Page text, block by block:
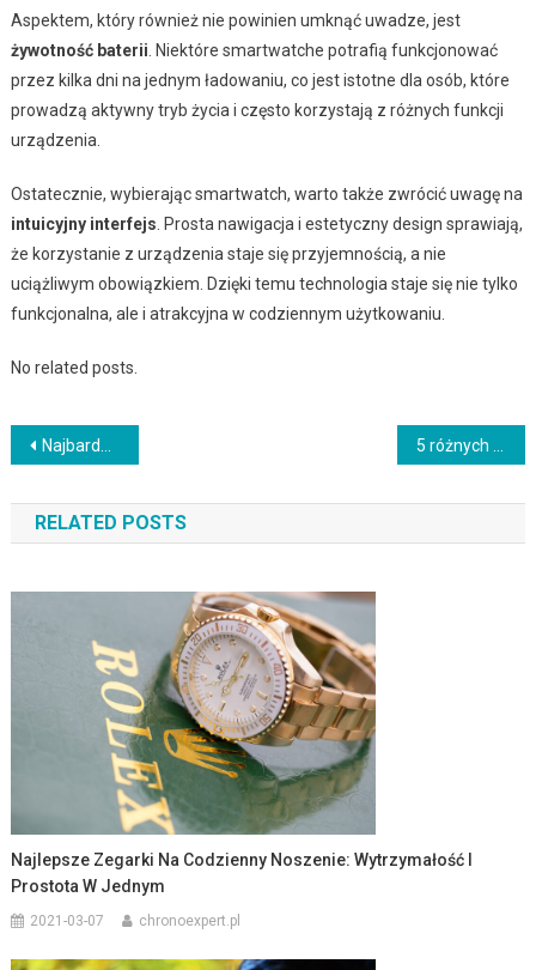
Aspektem, który również nie powinien umknąć uwadze, jest
żywotność baterii . Niektóre smartwatche potrafią funkcjonować
przez kilka dni na jednym ładowaniu, co jest istotne dla osób, które
prowadzą aktywny tryb życia i często korzystają z różnych funkcji
urządzenia.
Ostatecznie, wybierając smartwatch, warto także zwrócić uwagę na
intuicyjny interfejs . Prosta nawigacja i estetyczny design sprawiają,
że korzystanie z urządzenia staje się przyjemnością, a nie
uciążliwym obowiązkiem. Dzięki temu technologia staje się nie tylko
funkcjonalna, ale i atrakcyjna w codziennym użytkowaniu.
No related posts.
Nawigacja
wpisu
Najbardziej stylowe zegarki, aby być twoim następnym najlepszym przyjacielem
RELATED POSTS
Najlepsze Zegarki Na Codzienny Noszenie: Wytrzymałość I
Prostota W Jednym
2021-03-07 chronoexpert.pl